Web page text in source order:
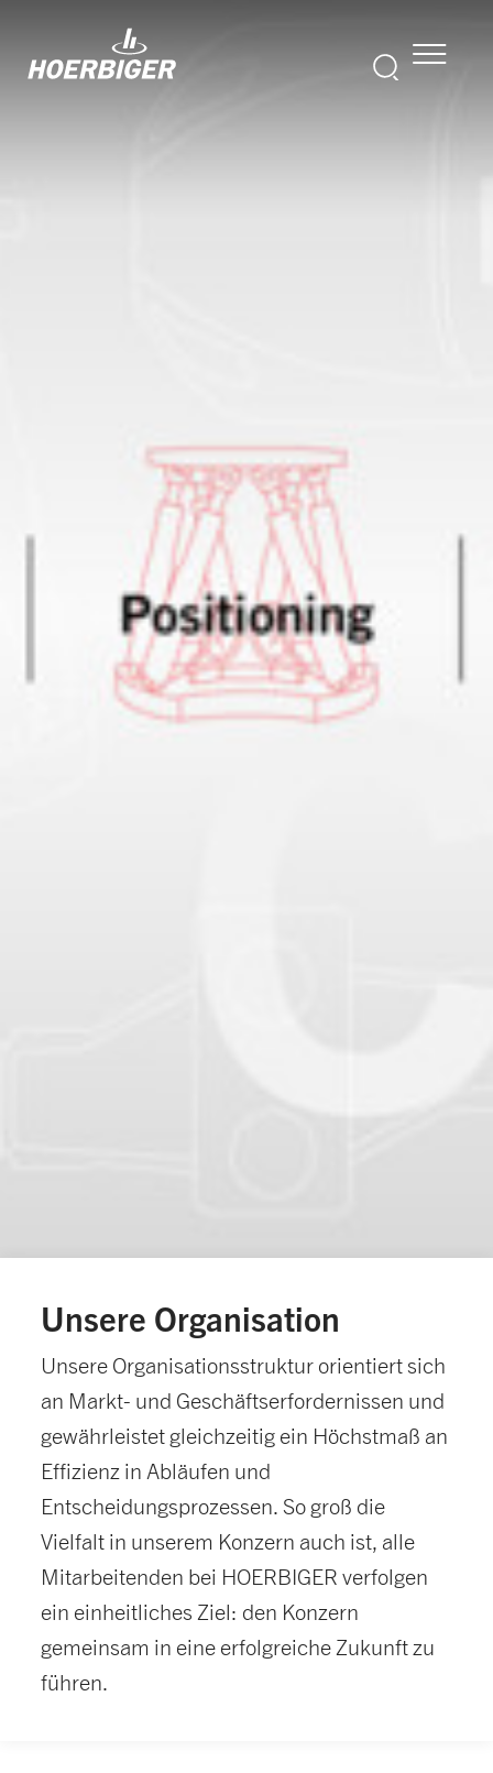
Unsere Organisation
Unsere Organisationsstruktur orientiert sich
an Markt- und Geschäftserfordernissen und
gewährleistet gleichzeitig ein Höchstmaß an
Effizienz in Abläufen und
Entscheidungsprozessen. So groß die
Vielfalt in unserem Konzern auch ist, alle
Mitarbeitenden bei HOERBIGER verfolgen
ein einheitliches Ziel: den Konzern
gemeinsam in eine erfolgreiche Zukunft zu
führen.